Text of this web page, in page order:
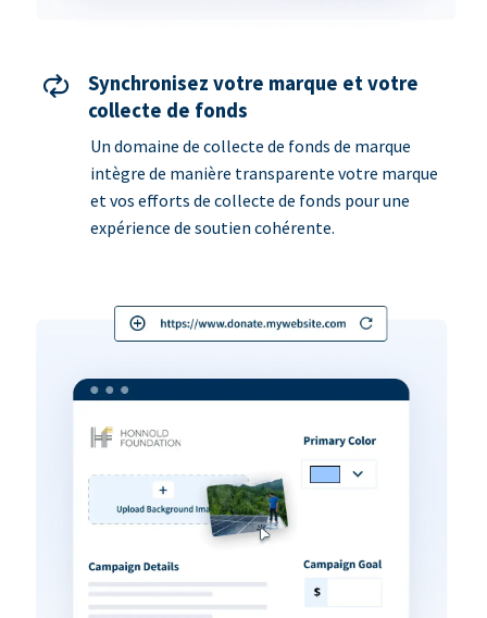
Synchronisez votre marque et votre
collecte de fonds
Un domaine de collecte de fonds de marque
intègre de manière transparente votre marque
et vos efforts de collecte de fonds pour une
expérience de soutien cohérente.